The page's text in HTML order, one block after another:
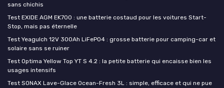
sans chichis
Test EXIDE AGM EK700 : une batterie costaud pour les voitures Start-
Stop, mais pas éternelle
Test Yeagulch 12V 300Ah LiFePO4 : grosse batterie pour camping-car et
solaire sans se ruiner
Test Optima Yellow Top YT S 4.2 : la petite batterie qui encaisse bien les
usages intensifs
Test SONAX Lave-Glace Ocean-Fresh 3L : simple, efficace et qui ne pue